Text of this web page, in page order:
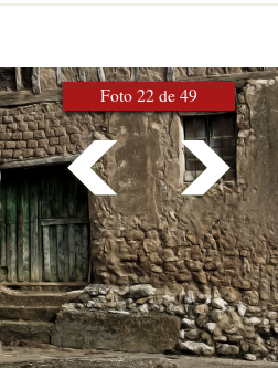
Foto 22 de 49